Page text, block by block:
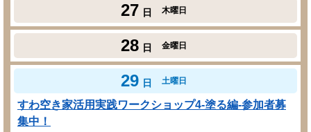
27 日 木曜日
28 日 金曜日
29 日 土曜日
すわ空き家活用実践ワークショップ4-塗る編-参加者募
集中！